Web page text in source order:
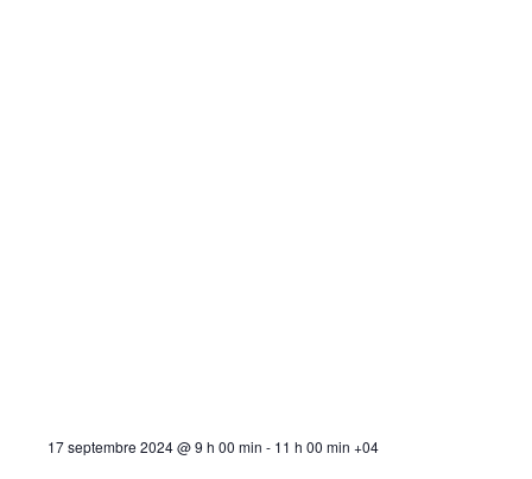
17 septembre 2024 @ 9 h 00 min - 11 h 00 min +04